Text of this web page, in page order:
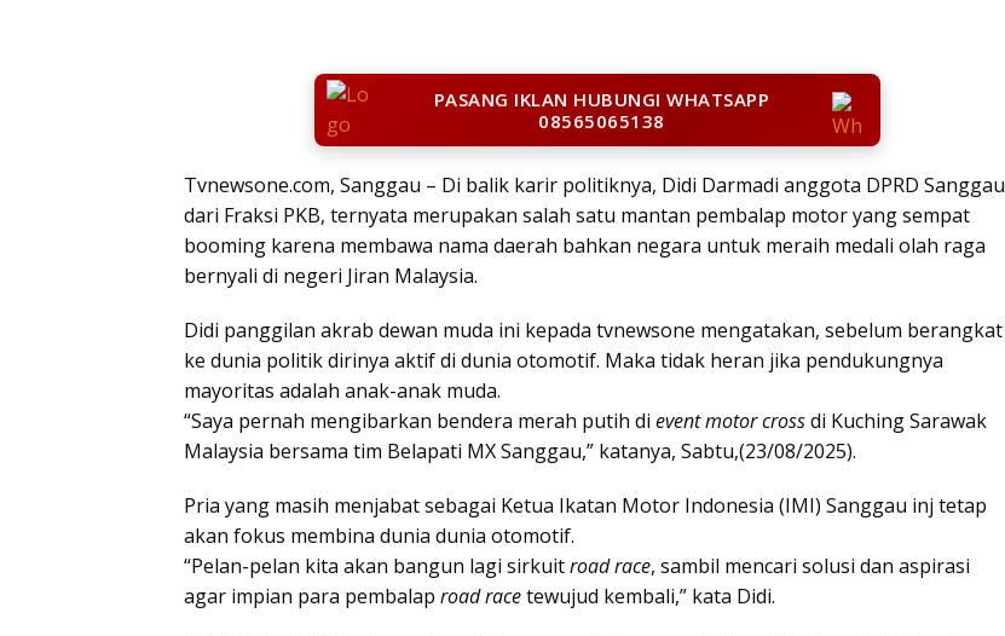
PASANG IKLAN HUBUNGI WHATSAPP
08565065138
Tvnewsone.com, Sanggau – Di balik karir politiknya, Didi Darmadi anggota DPRD Sanggau
dari Fraksi PKB, ternyata merupakan salah satu mantan pembalap motor yang sempat
booming karena membawa nama daerah bahkan negara untuk meraih medali olah raga
bernyali di negeri Jiran Malaysia.
Didi panggilan akrab dewan muda ini kepada tvnewsone mengatakan, sebelum berangkat
ke dunia politik dirinya aktif di dunia otomotif. Maka tidak heran jika pendukungnya
mayoritas adalah anak-anak muda.
“Saya pernah mengibarkan bendera merah putih di event motor crossdi Kuching Sarawak
Malaysia bersama tim Belapati MX Sanggau,” katanya, Sabtu,(23/08/2025).
Pria yang masih menjabat sebagai Ketua Ikatan Motor Indonesia (IMI) Sanggau inj tetap
akan fokus membina dunia dunia otomotif.
“Pelan-pelan kita akan bangun lagi sirkuitroad race, sambil mencari solusi dan aspirasi
agar impian para pembalap road racetewujud kembali,” kata Didi.